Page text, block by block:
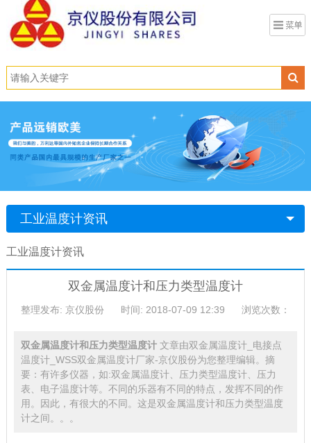
工业温度计资讯
工业温度计资讯
双金属温度计和压力类型温度计
整理发布: 京仪股份 时间: 2018-07-09 12:39 浏览次数：
双金属温度计和压力类型温度计 文章由双金属温度计_电接点
温度计_WSS双金属温度计厂家-京仪股份为您整理编辑。摘
要：有许多仪器，如:双金属温度计、压力类型温度计、压力
表、电子温度计等。不同的乐器有不同的特点，发挥不同的作
用。因此，有很大的不同。这是双金属温度计和压力类型温度
计之间。。。